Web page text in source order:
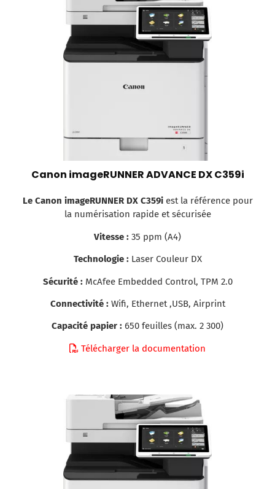
Canon imageRUNNER ADVANCE DX C359i
Le Canon imageRUNNER DX C359i est la référence pour
la numérisation rapide et sécurisée
Vitesse : 35 ppm (A4)
Technologie : Laser Couleur DX
Sécurité : McAfee Embedded Control, TPM 2.0
Connectivité : Wifi, Ethernet ,USB, Airprint
Capacité papier : 650 feuilles (max. 2 300)
Télécharger la documentation